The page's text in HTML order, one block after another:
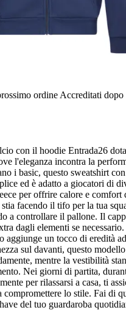
ordine Accreditati dopo
con il hoodie Entrada26
l'eleganza incontra la
i basic, questo sweatshirt
ed è adatto a giocatori di
per offrire calore e comfort
facendo il tifo per la tua
a controllare il pallone. Il
dagli elementi se
aggiunge un tocco di eredità
sul davanti, questo
mentre la vestibilità
Nei giorni di partita,
per rilassarsi a casa, ti
compromettere lo stile. Fai di
del tuo guardaroba